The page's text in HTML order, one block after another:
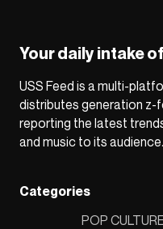
Your daily intake
USS Feed is a multi-
distributes generation
reporting the latest
and music to its audience.
Categories
POP